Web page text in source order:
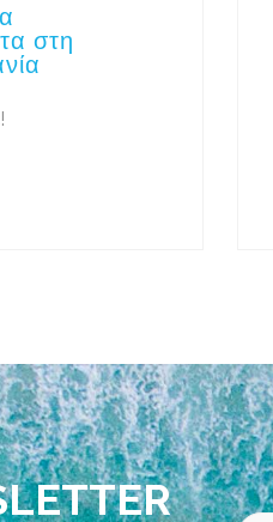
στη